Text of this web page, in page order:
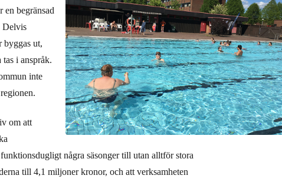
en begränsad
Delvis
byggas ut,
i anspråk.
inte
om att
några säsonger till utan alltför stora
till 4,1 miljoner kronor, och att verksamheten